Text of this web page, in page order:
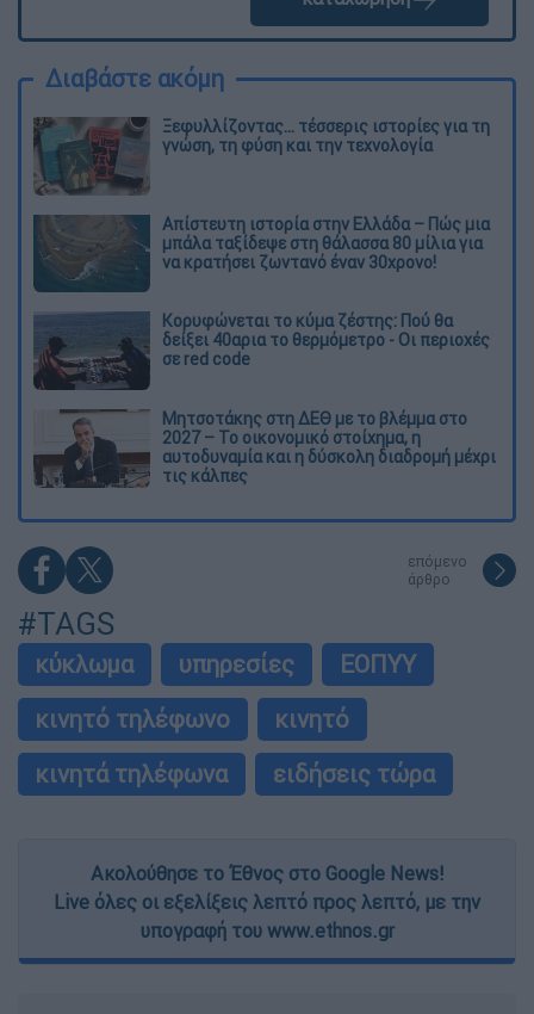
Διαβάστε ακόμη
Ξεφυλλίζοντας... τέσσερις ιστορίες για τη
γνώση, τη φύση και την τεχνολογία
Απίστευτη ιστορία στην Ελλάδα – Πώς μια
μπάλα ταξίδεψε στη θάλασσα 80 μίλια για
να κρατήσει ζωντανό έναν 30χρονο!
Κορυφώνεται το κύμα ζέστης: Πού θα
δείξει 40αρια το θερμόμετρο - Οι περιοχές
σε red code
Μητσοτάκης στη ΔΕΘ με το βλέμμα στο
2027 – Το οικονομικό στοίχημα, η
αυτοδυναμία και η δύσκολη διαδρομή μέχρι
τις κάλπες
επόμενο
άρθρο
#TAGS
κύκλωμα υπηρεσίες
ΕΟΠΥΥ
κινητό τηλέφωνο
κινητό
κινητά τηλέφωνα
ειδήσεις τώρα
Ακολούθησε το Έθνος στο Google News!
Live όλες οι εξελίξεις λεπτό προς λεπτό, με την
υπογραφή του www.ethnos.gr